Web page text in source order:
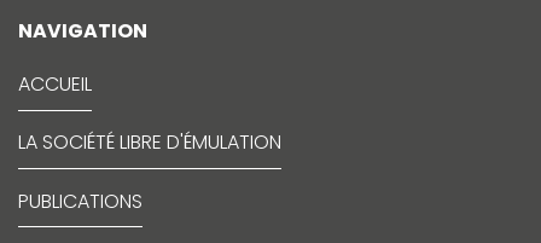
NAVIGATION
ACCUEIL
LA SOCIÉTÉ LIBRE D'ÉMULATION
PUBLICATIONS